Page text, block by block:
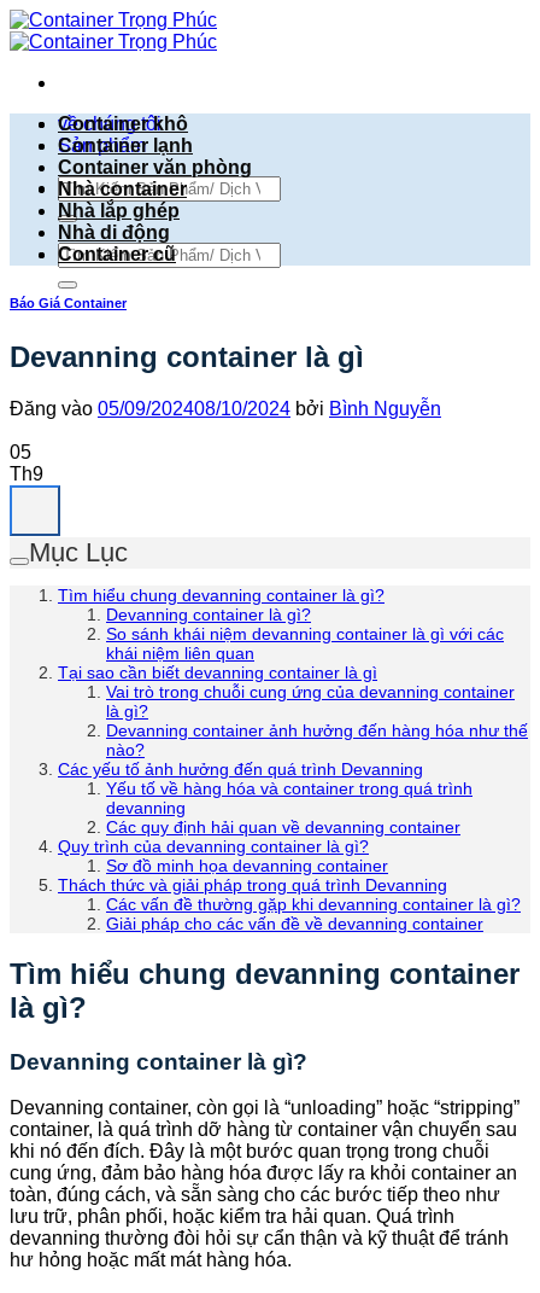
Bỏ
qua
dung
về chúng tôi
Sản phẩm
Tìm
kiếm:
Tìm
kiếm:
Container khô
Container lạnh
Container văn phòng
Nhà container
Nhà lắp ghép
Nhà di động
Container cũ
Báo Giá Container
Devanning container là gì
Đăng vào 05/09/202408/10/2024 bởi Bình Nguyễn
05
Th9
Mục Lục
Tìm hiểu chung devanning container là gì?
Devanning container là gì?
So sánh khái niệm devanning container là gì với các
khái niệm liên quan
Tại sao cần biết devanning container là gì
Vai trò trong chuỗi cung ứng của devanning container
là gì?
Devanning container ảnh hưởng đến hàng hóa như thế
nào?
Các yếu tố ảnh hưởng đến quá trình Devanning
Yếu tố về hàng hóa và container trong quá trình
devanning
Các quy định hải quan về devanning container
Quy trình của devanning container là gì?
Sơ đồ minh họa devanning container
Thách thức và giải pháp trong quá trình Devanning
Các vấn đề thường gặp khi devanning container là gì?
Giải pháp cho các vấn đề về devanning container
Tìm hiểu chung devanning container
là gì?
Devanning container là gì?
Devanning container, còn gọi là “unloading” hoặc “stripping”
container, là quá trình dỡ hàng từ container vận chuyển sau
khi nó đến đích. Đây là một bước quan trọng trong chuỗi
cung ứng, đảm bảo hàng hóa được lấy ra khỏi container an
toàn, đúng cách, và sẵn sàng cho các bước tiếp theo như
lưu trữ, phân phối, hoặc kiểm tra hải quan. Quá trình
devanning thường đòi hỏi sự cẩn thận và kỹ thuật để tránh
hư hỏng hoặc mất mát hàng hóa.